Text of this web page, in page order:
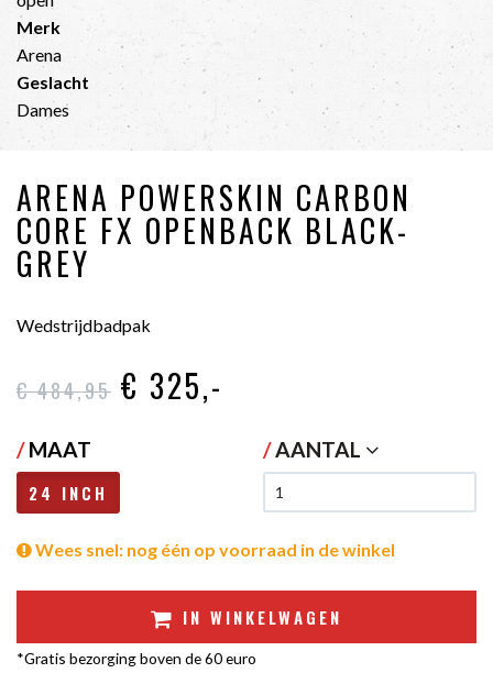
Merk
Arena
Geslacht
Dames
ARENA POWERSKIN CARBON
CORE FX OPENBACK BLACK-
GREY
Wedstrijdbadpak
€ 484,95 € 325,-
/MAAT
24 INCH
/AANTAL
Wees snel: nog één op voorraad in de winkel
IN WINKELWAGEN
*Gratis bezorging boven de 60 euro